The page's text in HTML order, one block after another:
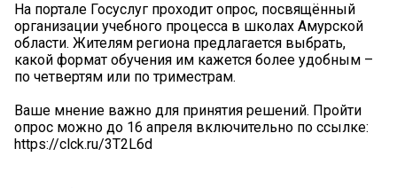
На портале Госуслуг проходит опрос, посвящённый
организации учебного процесса в школах Амурской
области. Жителям региона предлагается выбрать,
какой формат обучения им кажется более удобным –
по четвертям или по триместрам.
Ваше мнение важно для принятия решений. Пройти
опрос можно до 16 апреля включительно по ссылке:
https://clck.ru/3T2L6d